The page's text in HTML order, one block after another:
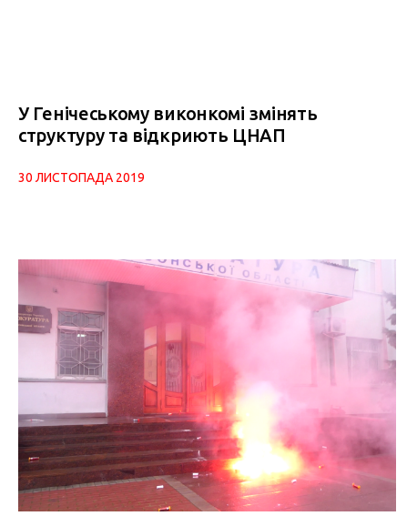
У Генічеському виконкомі змінять
структуру та відкриють ЦНАП
30 ЛИСТОПАДА 2019